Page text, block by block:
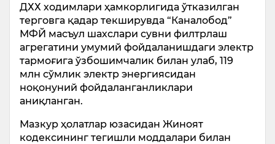
ДХХ ходимлари ҳамкорлигида ўтказилган
терговга қадар текширувда “Каналобод”
МФЙ масъул шахслари сувни филтрлаш
агрегатини умумий фойдаланишдаги электр
тармоғига ўзбошимчалик билан улаб, 119
млн сўмлик электр энергиясидан
ноқонуний фойдаланганликлари
аниқланган.
Мазкур ҳолатлар юзасидан Жиноят
кодексининг тегишли моддалари билан